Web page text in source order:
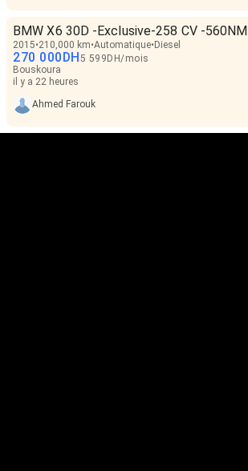
BMW X6 30D -Exclusive-258 CV -560NM
2015 210,000 km Automatique Diesel
270 000DH5 599 DH/mois
Bouskoura
il y a 22 heures
Ahmed Farouk